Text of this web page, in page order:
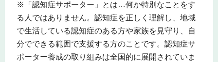
※「認知症サポーター」とは…何か特別なことをす
る人ではありません。認知症を正しく理解し、地域
で生活している認知症のある方や家族を見守り、自
分でできる範囲で支援する方のことです。認知症サ
ポーター養成の取り組みは全国的に展開されていま